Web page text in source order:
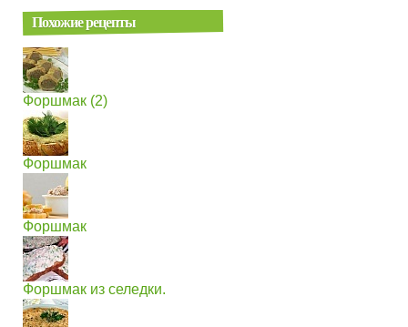
Похожие рецепты
Форшмак (2)
Форшмак
Форшмак
Форшмак из селедки.